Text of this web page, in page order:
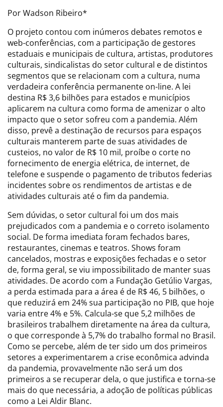
Por Wadson Ribeiro*
O projeto contou com inúmeros debates remotos e
web-conferências, com a participação de gestores
estaduais e municipais de cultura, artistas, produtores
culturais, sindicalistas do setor cultural e de distintos
segmentos que se relacionam com a cultura, numa
verdadeira conferência permanente on-line. A lei
destina R$ 3,6 bilhões para estados e municípios
aplicarem na cultura como forma de amenizar o alto
impacto que o setor sofreu com a pandemia. Além
disso, prevê a destinação de recursos para espaços
culturais manterem parte de suas atividades de
custeios, no valor de R$ 10 mil, proíbe o corte no
fornecimento de energia elétrica, de internet, de
telefone e suspende o pagamento de tributos federias
incidentes sobre os rendimentos de artistas e de
atividades culturais até o fim da pandemia.
Sem dúvidas, o setor cultural foi um dos mais
prejudicados com a pandemia e o correto isolamento
social. De forma imediata foram fechados bares,
restaurantes, cinemas e teatros. Shows foram
cancelados, mostras e exposições fechadas e o setor
de, forma geral, se viu impossibilitado de manter suas
atividades. De acordo com a Fundação Getúlio Vargas,
a perda estimada para a área é de R$ 46, 5 bilhões, o
que reduzirá em 24% sua participação no PIB, que hoje
varia entre 4% e 5%. Calcula-se que 5,2 milhões de
brasileiros trabalhem diretamente na área da cultura,
o que corresponde à 5,7% do trabalho formal no Brasil.
Como se percebe, além de ter sido um dos primeiros
setores a experimentarem a crise econômica advinda
da pandemia, provavelmente não será um dos
primeiros a se recuperar dela, o que justifica e torna-se
mais do que necessária, a adoção de políticas públicas
como a Lei Aldir Blanc.